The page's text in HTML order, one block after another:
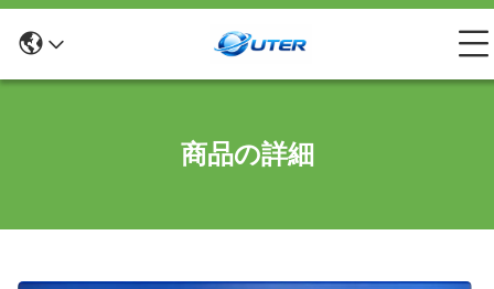
商品の詳細